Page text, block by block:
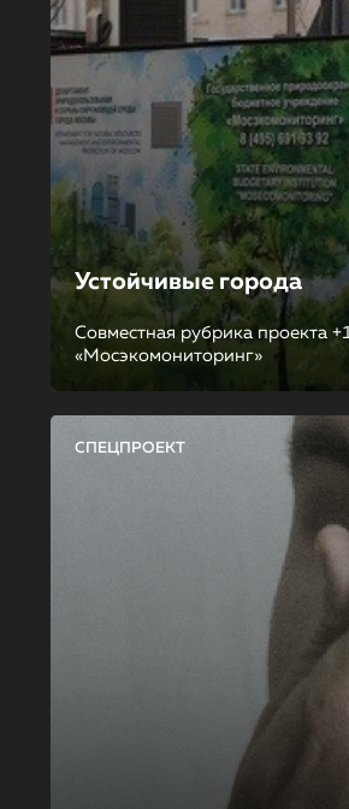
Устойчивые города
Совместная рубрика проекта
«Мосэкомониторинг»
СПЕЦПРОЕКТ